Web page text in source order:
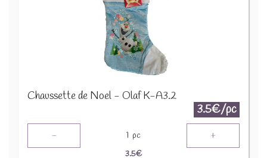
Chaussette de Noel - Olaf K-A3.2
3.5€/pc
- 1 pc +
3.5€